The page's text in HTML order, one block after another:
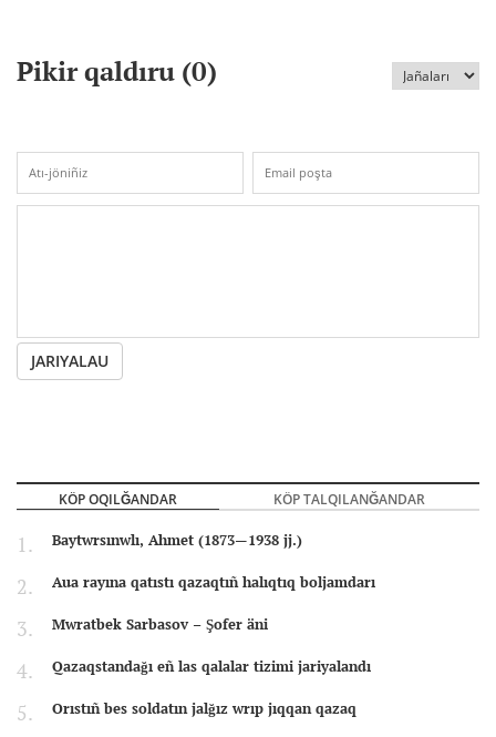
Pikir qaldıru (0)
JARIYALAU
KÖP OQILĞANDAR KÖP TALQILANĞANDAR
Baytwrsınwlı, Ahmet (1873—1938 jj.)
Aua rayına qatıstı qazaqtıñ halıqtıq boljamdarı
Mwratbek Sarbasov – Şofer äni
Qazaqstandağı eñ las qalalar tizimi jariyalandı
Orıstıñ bes soldatın jalğız wrıp jıqqan qazaq